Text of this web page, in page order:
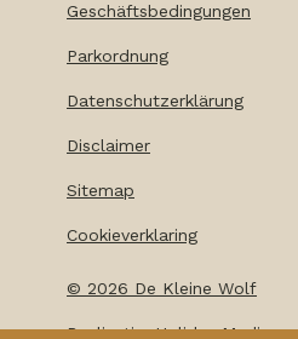
© 2026 De Kleine Wolf
Realisatie: Holiday Media
Geschäftsbedingungen
Parkordnung
Datenschutzerklärung
Disclaimer
Sitemap
Cookieverklaring